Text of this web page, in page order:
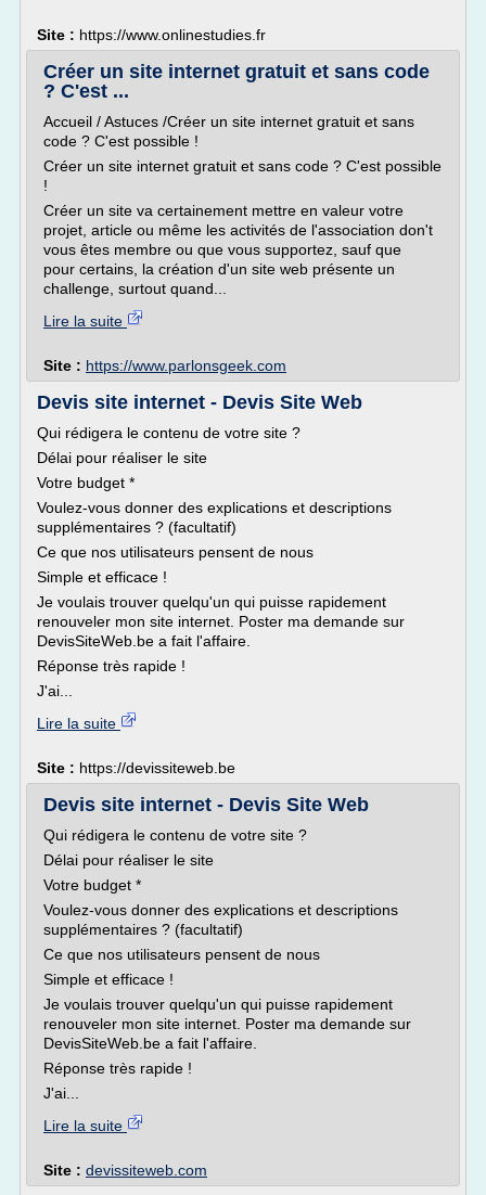
Site : https://www.onlinestudies.fr
Créer un site internet gratuit et sans code
? C'est ...
Accueil / Astuces /Créer un site internet gratuit et sans
code ? C'est possible !
Créer un site internet gratuit et sans code ? C'est possible
!
Créer un site va certainement mettre en valeur votre
projet, article ou même les activités de l'association don't
vous êtes membre ou que vous supportez, sauf que
pour certains, la création d'un site web présente un
challenge, surtout quand...
Lire la suite
Site : https://www.parlonsgeek.com
Devis site internet - Devis Site Web
Qui rédigera le contenu de votre site ?
Délai pour réaliser le site
Votre budget *
Voulez-vous donner des explications et descriptions
supplémentaires ? (facultatif)
Ce que nos utilisateurs pensent de nous
Simple et efficace !
Je voulais trouver quelqu'un qui puisse rapidement
renouveler mon site internet. Poster ma demande sur
DevisSiteWeb.be a fait l'affaire.
Réponse très rapide !
J'ai...
Lire la suite
Site : https://devissiteweb.be
Devis site internet - Devis Site Web
Qui rédigera le contenu de votre site ?
Délai pour réaliser le site
Votre budget *
Voulez-vous donner des explications et descriptions
supplémentaires ? (facultatif)
Ce que nos utilisateurs pensent de nous
Simple et efficace !
Je voulais trouver quelqu'un qui puisse rapidement
renouveler mon site internet. Poster ma demande sur
DevisSiteWeb.be a fait l'affaire.
Réponse très rapide !
J'ai...
Lire la suite
Site : devissiteweb.com